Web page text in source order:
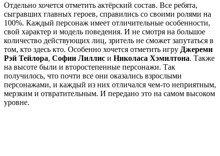
Отдельно хочется отметить актёрский состав. Все ребята,
сыгравших главных героев, справились со своими ролями на
100%. Каждый персонаж имеет отличительные особенности,
свой характер и модель поведения. И не смотря на большое
количество действующих лиц, зритель не сможет запутаться в
том, кто здесь кто. Особенно хочется отметить игру Джереми
Рэй Тейлора, Софии Лиллис и Николаса Хэмилтона. Также
на высоте были и второстепенные персонажи. Так
получилось, что почти все они оказались взрослыми
персонажами, и каждый из них отличался чем-то неприятным,
мерзким и отвратительным. И передано это на самом высоком
уровне.